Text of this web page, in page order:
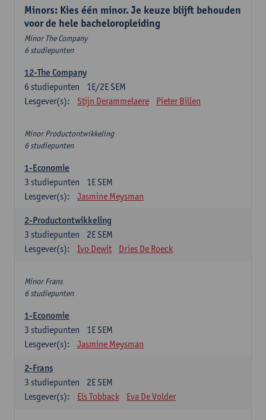
Minors: Kies één minor. Je keuze blijft behouden
voor de hele bacheloropleiding
Minor The Company
6 studiepunten
12-The Company
1E/2E SEM
6 studiepunten
Lesgever(s):
Stijn Derammelaere Pieter Billen
Minor Productontwikkeling
6 studiepunten
1-Economie
1E SEM
3 studiepunten
Lesgever(s):
Jasmine Meysman
2-Productontwikkeling
2E SEM
3 studiepunten
Lesgever(s):
Ivo Dewit Dries De Roeck
Minor Frans
6 studiepunten
1-Economie
1E SEM
3 studiepunten
Lesgever(s):
Jasmine Meysman
2-Frans
2E SEM
3 studiepunten
Lesgever(s):
Els Tobback Eva De Volder